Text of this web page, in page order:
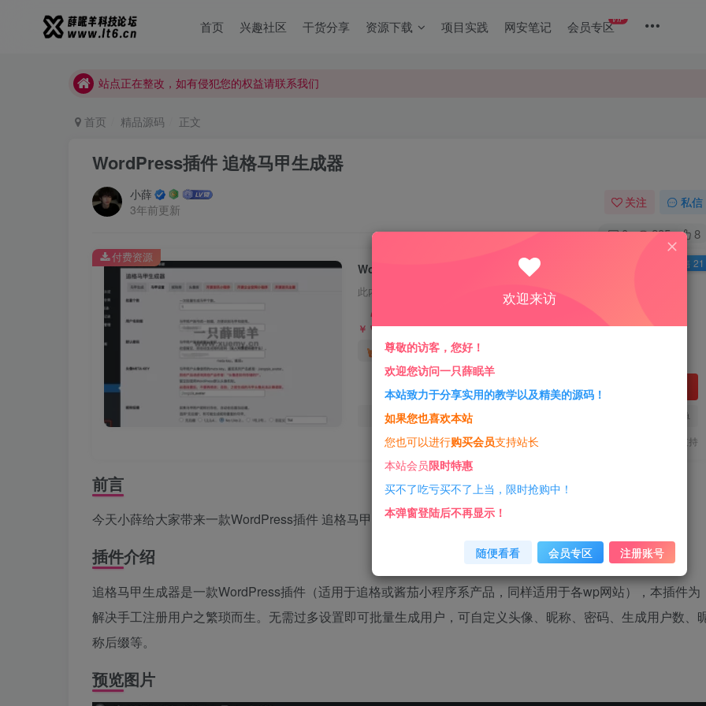
首页 兴趣社区 干货分享 资源下载 项目实践 网安笔记 会员专区VIP
薛眠羊用户交流群，点击加入
薛眠羊用户交流群，点击加入
站点正在整改，如有侵犯您的权益请联系我们
首页 精品源码 正文
WordPress插件 追格马甲生成器
小薛
3年前更新
关注 私信
0 285 8
WordPress插件 追格马甲生成器
此内容为付费资源，请付费后查看
￥ 3.88 ￥18.88
赞助会员￥1.88
您当前未登录！建议登陆后购买，可保存购买订单
一经购买概不退款
代码提供技术支持
付费资源 已售 21
前言
今天小薛给大家带来一款WordPress插件 追格马甲生成器
插件介绍
追格马甲生成器是一款WordPress插件（适用于追格或酱茄小程序系产品，同样适用于各wp网站），本插件为
解决手工注册用户之繁琐而生。无需过多设置即可批量生成用户，可自定义头像、昵称、密码、生成用户数、
称后缀等。
预览图片
欢迎来访
尊敬的访客，您好！
欢迎您访问一只薛眠羊
本站致力于分享实用的教学以及精美的源码！
如果您也喜欢本站
您也可以进行购买会员支持站长
本站会员限时特惠
买不了吃亏买不了上当，限时抢购中！
本弹窗登陆后不再显示！
随便看看 会员专区 注册账号